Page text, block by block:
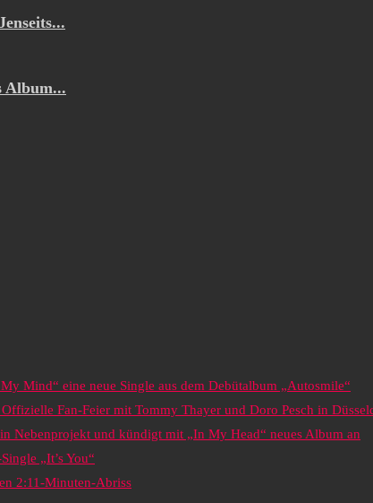
Album...
Mind“ eine neue Single aus dem Debütalbum „Autosmile“
Fan-Feier mit Tommy Thayer und Doro Pesch in
Nebenprojekt und kündigt mit „In My Head“ neues Album an
„It’s You“
2:11-Minuten-Abriss